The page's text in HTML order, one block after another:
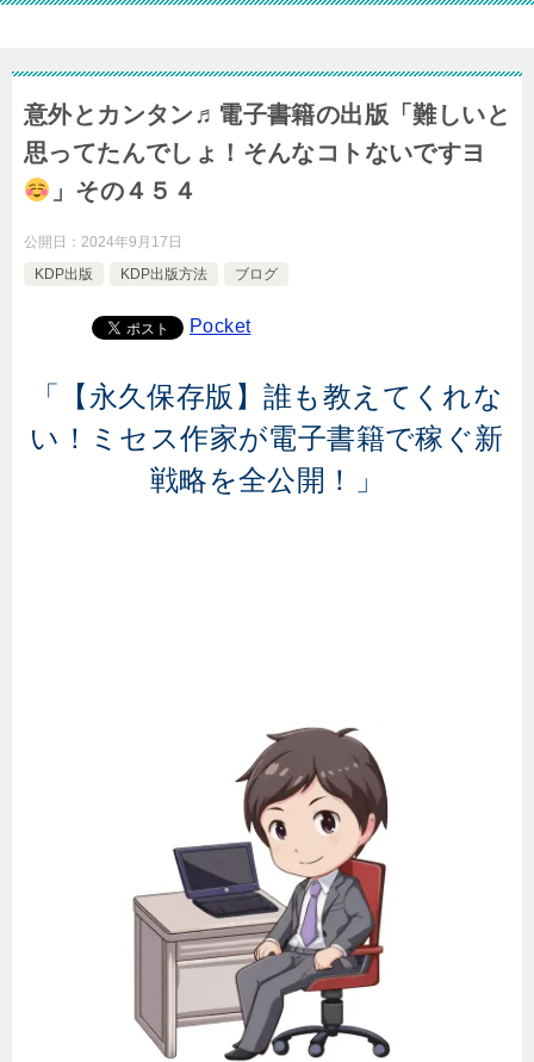
意外とカンタン♬電子書籍の出版「難しいと
思ってたんでしょ！そんなコトないですヨ
」その４５４
公開日： 2024年9月17日
KDP出版
KDP出版方法 ブログ
Pocket
「【永久保存版】誰も教えてくれな
い！ミセス作家が電子書籍で稼ぐ新
戦略を全公開！」